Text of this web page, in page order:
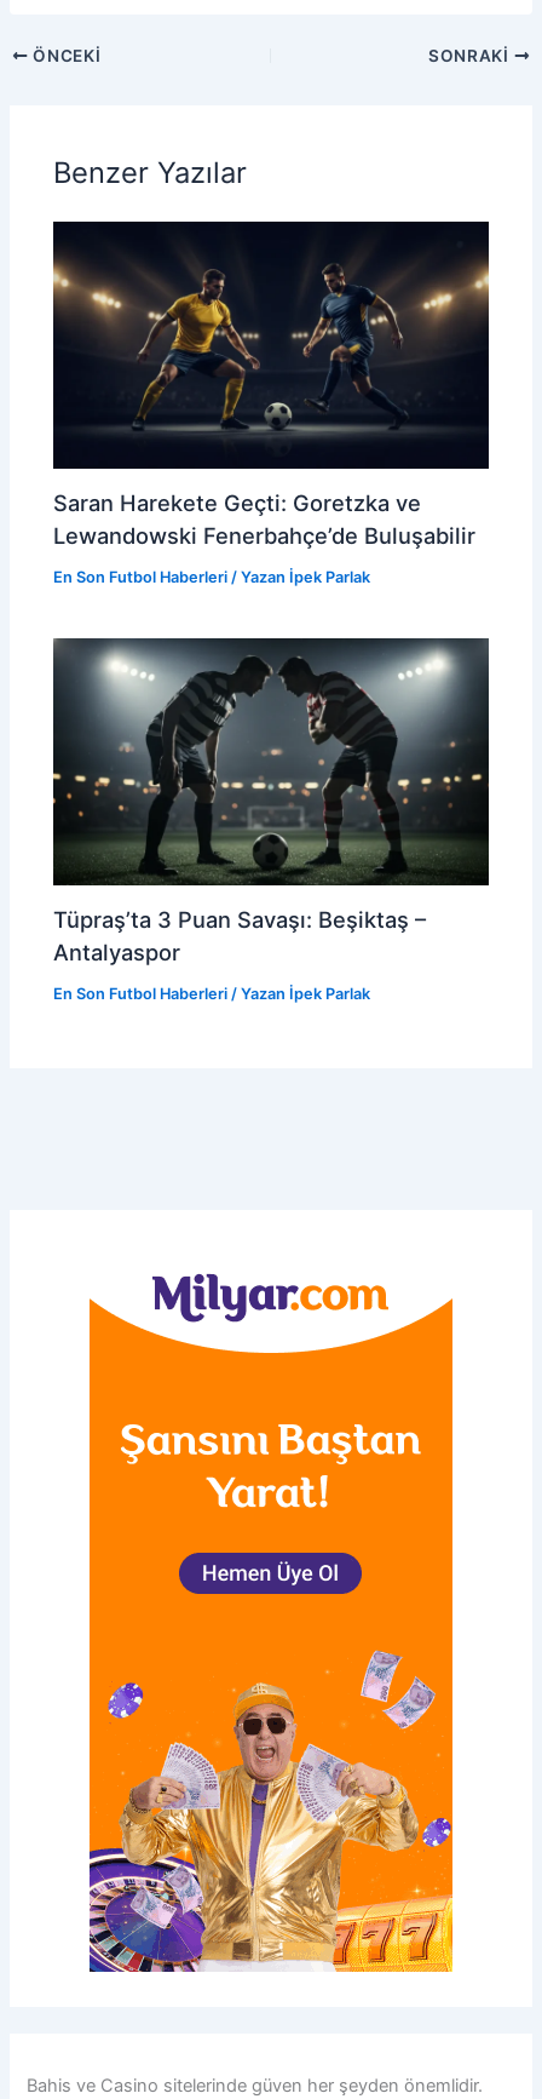
ÖNCEKI SONRAKI
Benzer Yazılar
Saran Harekete Geçti: Goretzka ve
Lewandowski Fenerbahçe’de Buluşabilir
En Son Futbol Haberleri / Yazan İpek Parlak
Tüpraş’ta 3 Puan Savaşı: Beşiktaş –
Antalyaspor
En Son Futbol Haberleri / Yazan İpek Parlak
Bahis ve Casino sitelerinde güven her şeyden önemlidir.